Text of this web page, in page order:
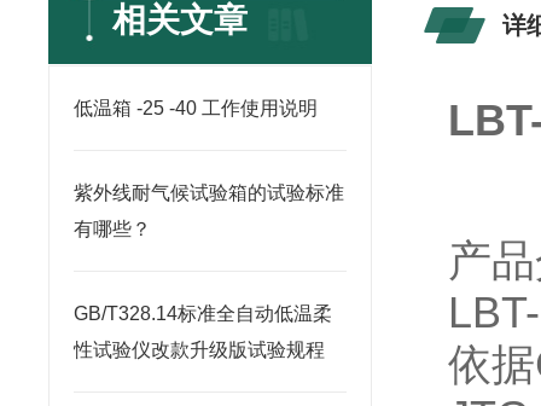
相关文章
低温箱 -25 -40 工作使用说明
紫外线耐气候试验箱的试验标准
有哪些？
GB/T328.14标准全自动低温柔
性试验仪改款升级版试验规程
详
产
依据